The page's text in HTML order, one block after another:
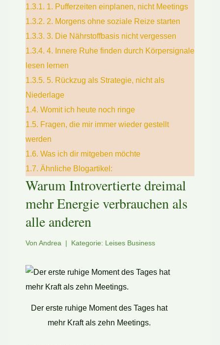
1.3.1. 1. Pufferzeiten einplanen, nicht Meetings
1.3.2. 2. Morgens ohne soziale Reize starten
1.3.3. 3. Die Nährstoffbasis nicht vergessen
1.3.4. 4. Innere Ruhe finden durch Körpersignale
lesen lernen
1.3.5. 5. Rückzug als Strategie, nicht als
Niederlage
1.4. Womit ich heute noch ringe
1.5. Fragen, die mir immer wieder gestellt
werden
1.6. Was ich dir mitgeben möchte
1.7. Ähnliche Blogartikel:
Warum Introvertierte dreimal
mehr Energie verbrauchen als
alle anderen
Von Andrea | Kategorie: Leises Business
Der erste ruhige Moment des Tages hat
mehr Kraft als zehn Meetings.